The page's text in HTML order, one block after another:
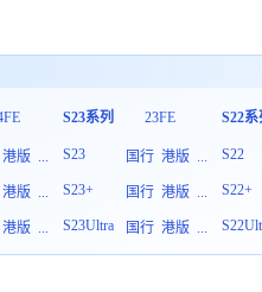
港版 ...
港版 ...
港版 ...
S23系列 23FE
S23 国行 港版 ...
S23+
国行 港版 ...
S23Ultra
国行 港版 ...
S22系
S22
S22+